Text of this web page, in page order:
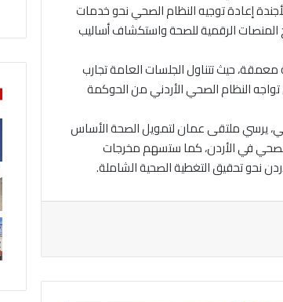
إعادة توجيه النظام الصحي نحو خدمات
المنصات الرقمية للصحة واستكشاف أساليب
حيث تتناول الجلسات العامة تجارب
التي تواجه النظام الصحي الأردني من الحوكمة
يرسي ملتقى عمان لتمويل الصحة الأساس
الصحي في الأردن، كما ستسهم مخرجات
نحو تحقيق التغطية الصحية الشاملة.